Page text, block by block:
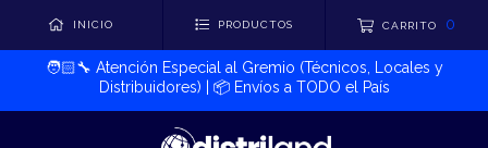
INICIO PRODUCTOS CARRITO 0
🧑🏻‍🔧​ Atención Especial al Gremio (Técnicos, Locales y
Distribuidores) | 📦​ Envíos a TODO el País